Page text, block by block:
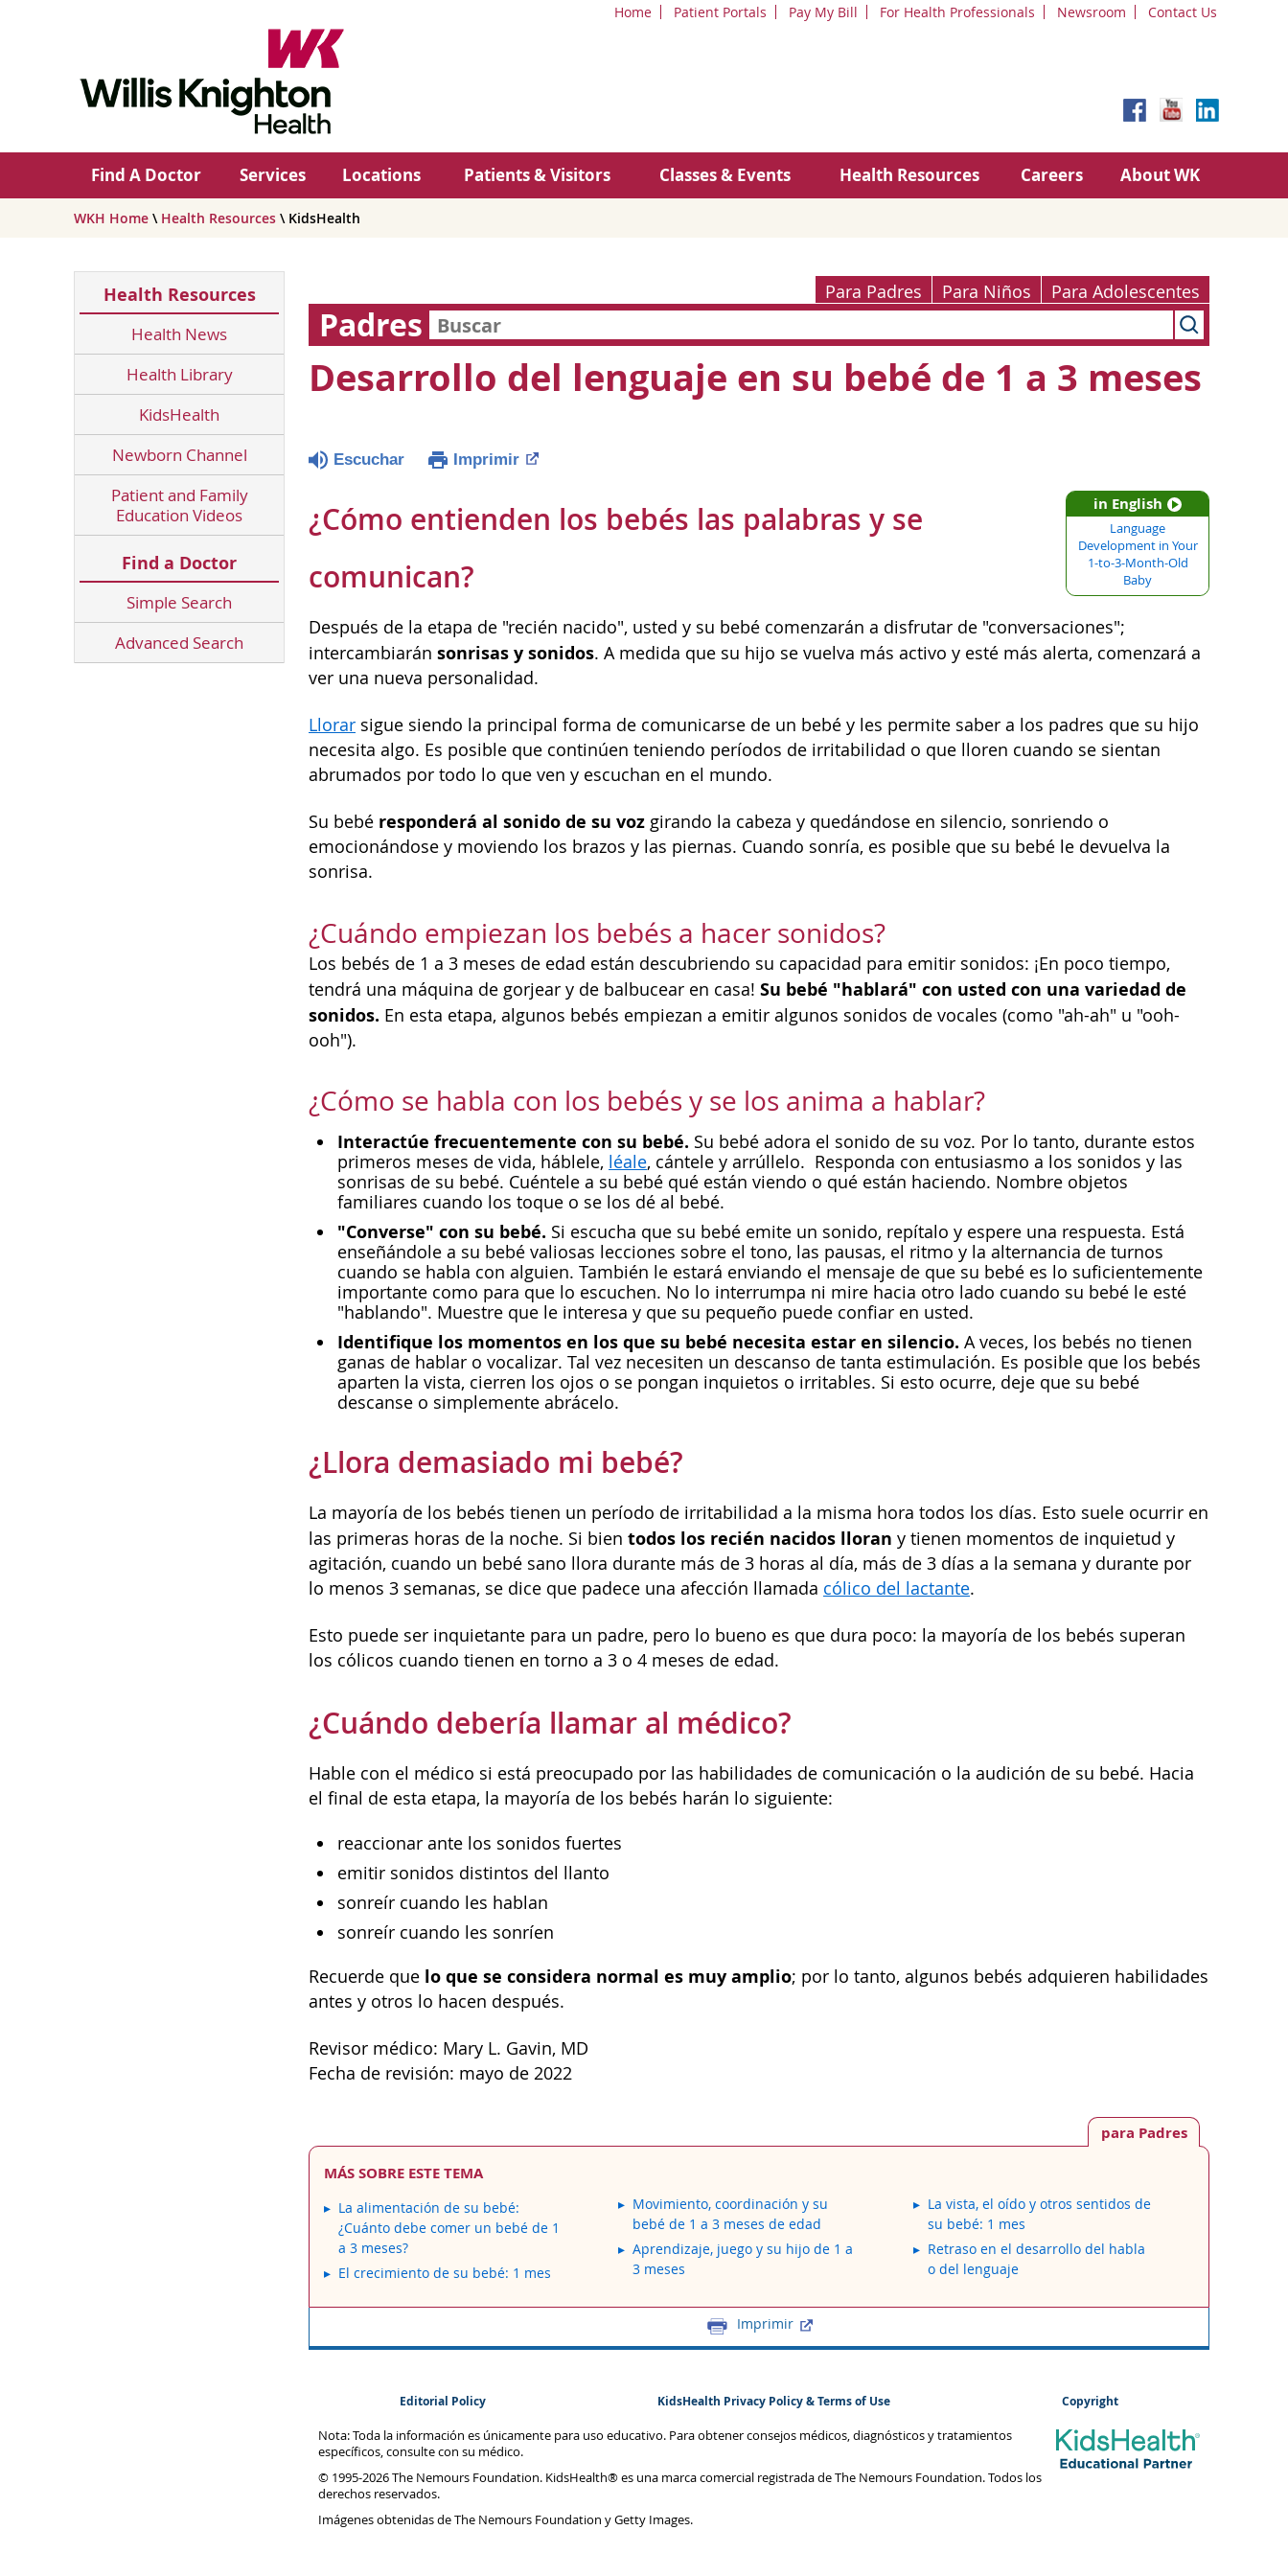
Home Patient Portals Pay My Bill For Health Professionals Newsroom Contact Us
Find A Doctor Services Locations Patients & Visitors Classes & Events Health Resources Careers About WK
WKH Home \ Health Resources \ KidsHealth
Health Resources
Health News
Health Library
KidsHealth
Newborn Channel
Patient and Family
Education Videos
Find a Doctor
Simple Search
Advanced Search
Para Padres Para Niños Para Adolescentes
Padres
Desarrollo del lenguaje en su bebé de 1 a 3 meses
Escuchar Imprimir
in English
Language
Development in Your
1-to-3-Month-Old
Baby
¿Cómo entienden los bebés las palabras y se
comunican?
Después de la etapa de "recién nacido", usted y su bebé comenzarán a disfrutar de "conversaciones";
intercambiarán sonrisas y sonidos. A medida que su hijo se vuelva más activo y esté más alerta, comenzará a
ver una nueva personalidad.
Llorar sigue siendo la principal forma de comunicarse de un bebé y les permite saber a los padres que su hijo
necesita algo. Es posible que continúen teniendo períodos de irritabilidad o que lloren cuando se sientan
abrumados por todo lo que ven y escuchan en el mundo.
Su bebé responderá al sonido de su voz girando la cabeza y quedándose en silencio, sonriendo o
emocionándose y moviendo los brazos y las piernas. Cuando sonría, es posible que su bebé le devuelva la
sonrisa.
¿Cuándo empiezan los bebés a hacer sonidos?
Los bebés de 1 a 3 meses de edad están descubriendo su capacidad para emitir sonidos: ¡En poco tiempo,
tendrá una máquina de gorjear y de balbucear en casa! Su bebé "hablará" con usted con una variedad de
sonidos. En esta etapa, algunos bebés empiezan a emitir algunos sonidos de vocales (como "ah-ah" u "ooh-
ooh").
¿Cómo se habla con los bebés y se los anima a hablar?
Interactúe frecuentemente con su bebé. Su bebé adora el sonido de su voz. Por lo tanto, durante estos
primeros meses de vida, háblele, léale, cántele y arrúllelo. Responda con entusiasmo a los sonidos y las
sonrisas de su bebé. Cuéntele a su bebé qué están viendo o qué están haciendo. Nombre objetos
familiares cuando los toque o se los dé al bebé.
"Converse" con su bebé. Si escucha que su bebé emite un sonido, repítalo y espere una respuesta. Está
enseñándole a su bebé valiosas lecciones sobre el tono, las pausas, el ritmo y la alternancia de turnos
cuando se habla con alguien. También le estará enviando el mensaje de que su bebé es lo suficientemente
importante como para que lo escuchen. No lo interrumpa ni mire hacia otro lado cuando su bebé le esté
"hablando". Muestre que le interesa y que su pequeño puede confiar en usted.
Identifique los momentos en los que su bebé necesita estar en silencio. A veces, los bebés no tienen
ganas de hablar o vocalizar. Tal vez necesiten un descanso de tanta estimulación. Es posible que los bebés
aparten la vista, cierren los ojos o se pongan inquietos o irritables. Si esto ocurre, deje que su bebé
descanse o simplemente abrácelo.
¿Llora demasiado mi bebé?
La mayoría de los bebés tienen un período de irritabilidad a la misma hora todos los días. Esto suele ocurrir en
las primeras horas de la noche. Si bien todos los recién nacidos lloran y tienen momentos de inquietud y
agitación, cuando un bebé sano llora durante más de 3 horas al día, más de 3 días a la semana y durante por
lo menos 3 semanas, se dice que padece una afección llamada cólico del lactante.
Esto puede ser inquietante para un padre, pero lo bueno es que dura poco: la mayoría de los bebés superan
los cólicos cuando tienen en torno a 3 o 4 meses de edad.
¿Cuándo debería llamar al médico?
Hable con el médico si está preocupado por las habilidades de comunicación o la audición de su bebé. Hacia
el final de esta etapa, la mayoría de los bebés harán lo siguiente:
reaccionar ante los sonidos fuertes
emitir sonidos distintos del llanto
sonreír cuando les hablan
sonreír cuando les sonríen
Recuerde que lo que se considera normal es muy amplio; por lo tanto, algunos bebés adquieren habilidades
antes y otros lo hacen después.
Revisor médico: Mary L. Gavin, MD
Fecha de revisión: mayo de 2022
para Padres
MÁS SOBRE ESTE TEMA
La alimentación de su bebé:
¿Cuánto debe comer un bebé de 1
a 3 meses?
El crecimiento de su bebé: 1 mes
Movimiento, coordinación y su
bebé de 1 a 3 meses de edad
Aprendizaje, juego y su hijo de 1 a
3 meses
La vista, el oído y otros sentidos de
su bebé: 1 mes
Retraso en el desarrollo del habla
o del lenguaje
Imprimir
Editorial Policy KidsHealth Privacy Policy & Terms of Use Copyright
Nota: Toda la información es únicamente para uso educativo. Para obtener consejos médicos, diagnósticos y tratamientos
específicos, consulte con su médico.
© 1995-2026 The Nemours Foundation. KidsHealth® es una marca comercial registrada de The Nemours Foundation. Todos los
derechos reservados.
Imágenes obtenidas de The Nemours Foundation y Getty Images.